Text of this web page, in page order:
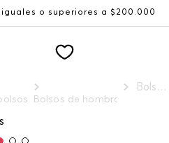
iguales o superiores a $200.000
Bolsos de hombro
Bolso de hombro con flecos